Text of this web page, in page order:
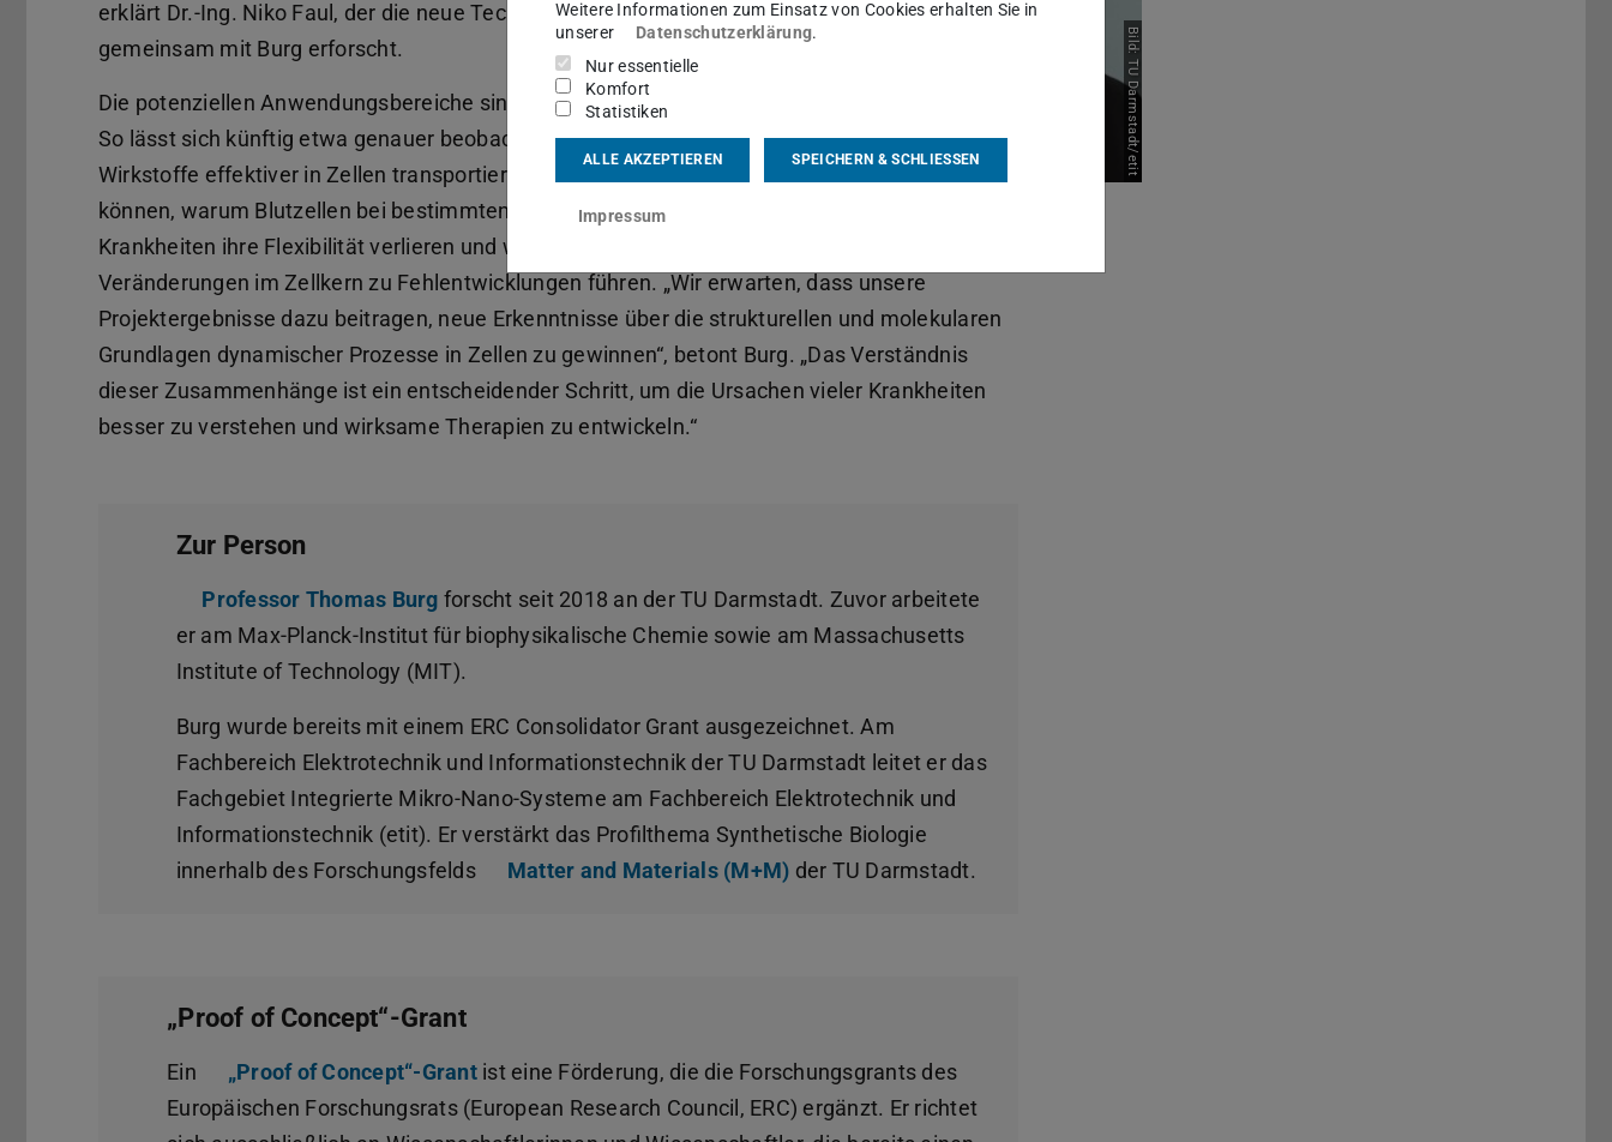
Bild: TU Darmstadt/etit
erklärt Dr.-Ing. Niko Faul, der die neue Technologie
gemeinsam mit Burg erforscht.
Die potenziellen Anwendungsbereiche sind enorm.
So lässt sich künftig etwa genauer beobachten, wie
Wirkstoffe effektiver in Zellen transportiert werden
können, warum Blutzellen bei bestimmten
Krankheiten ihre Flexibilität verlieren und wie
Veränderungen im Zellkern zu Fehlentwicklungen führen. „Wir erwarten, dass unsere
Projektergebnisse dazu beitragen, neue Erkenntnisse über die strukturellen und molekularen
Grundlagen dynamischer Prozesse in Zellen zu gewinnen“, betont Burg. „Das Verständnis
dieser Zusammenhänge ist ein entscheidender Schritt, um die Ursachen vieler Krankheiten
besser zu verstehen und wirksame Therapien zu entwickeln.“
Zur Person
Professor Thomas Burg forscht seit 2018 an der TU Darmstadt. Zuvor arbeitete
er am Max-Planck-Institut für biophysikalische Chemie sowie am Massachusetts
Institute of Technology (MIT).
Burg wurde bereits mit einem ERC Consolidator Grant ausgezeichnet. Am
Fachbereich Elektrotechnik und Informationstechnik der TU Darmstadt leitet er das
Fachgebiet Integrierte Mikro-Nano-Systeme am Fachbereich Elektrotechnik und
Informationstechnik (etit). Er verstärkt das Profilthema Synthetische Biologie
innerhalb des Forschungsfelds
Matter and Materials (M+M) der TU Darmstadt.
„Proof of Concept“-Grant
Ein „Proof of Concept“-Grantist eine Förderung, die die Forschungsgrants des
Europäischen Forschungsrats (European Research Council, ERC) ergänzt. Er richtet
Weitere Informationen zum Einsatz von Cookies erhalten Sie in
unserer
Datenschutzerklärung.
Nur essentielle
Komfort
Statistiken
ALLE AKZEPTIEREN SPEICHERN & SCHLIESSEN
Impressum